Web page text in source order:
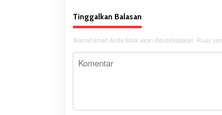
Tinggalkan Balasan
Alamat email Anda tidak akan dipublikasikan. Ruas